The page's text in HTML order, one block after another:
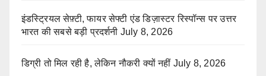
इंडस्ट्रियल सेफ़्टी, फायर सेफ्टी एंड डिज़ास्टर रिस्पॉन्स पर उत्तर
भारत की सबसे बड़ी प्रदर्शनी July 8, 2026
डिग्री तो मिल रही है, लेकिन नौकरी क्यों नहीं July 8, 2026